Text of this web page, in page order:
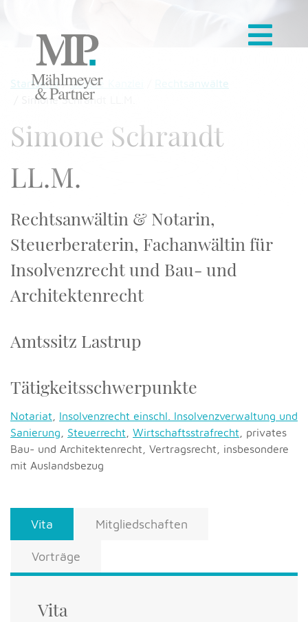
Startseite Unsere Kanzlei
Rechtsanwälte
Simone Schrandt LL.M.
Simone Schrandt
LL.M.
Rechtsanwältin & Notarin,
Steuerberaterin, Fachanwältin für
Insolvenzrecht und Bau- und
Architektenrecht
Amtssitz Lastrup
Tätigkeitsschwerpunkte
Notariat
Insolvenzrecht einschl. Insolvenzverwaltung und
Sanierung
Steuerrecht Wirtschaftsstrafrecht , privates
Bau- und Architektenrecht, Vertragsrecht, insbesondere
mit Auslandsbezug
Vita Mitgliedschaften
Vorträge
Vita